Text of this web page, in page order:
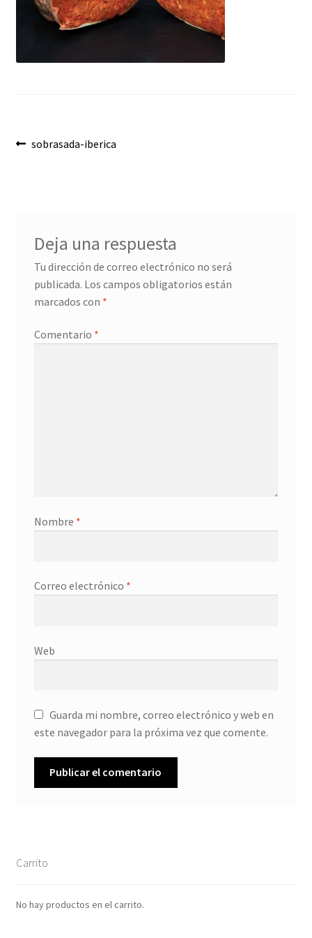
Finalizar compra
Mi cuenta
Pescados y Mariscos
Política de Privacidad Y Cookies
Promociones
Navegación
Anterior:
sobrasada-iberica
Deja una respuesta
Tu dirección de correo electrónico no será
publicada. Los campos obligatorios están
marcados con *
Comentario *
Nombre *
Correo electrónico *
Web
Guarda mi nombre, correo electrónico y web en
este navegador para la próxima vez que comente.
Carrito
No hay productos en el carrito.